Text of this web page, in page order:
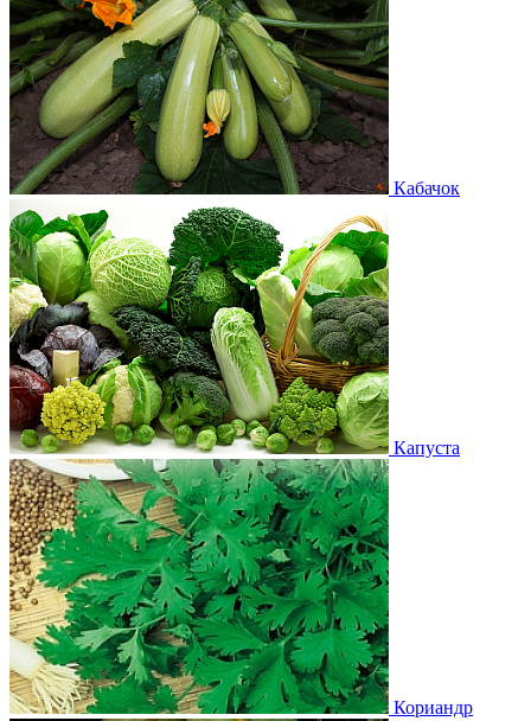
Кабачок
Капуста
Кориандр